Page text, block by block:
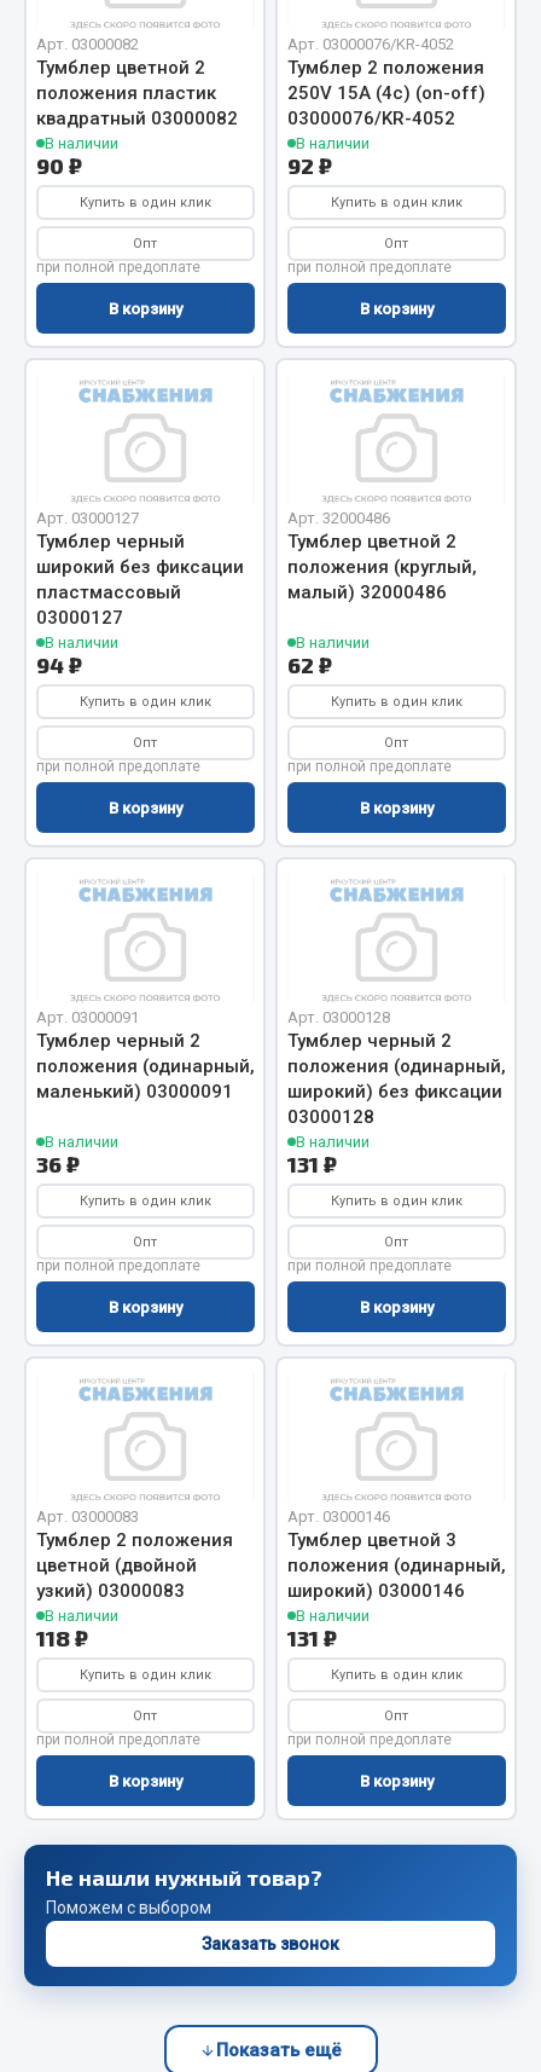
Запчасти МАЗ
Система питания
Подвеска
Тормозная система
Двери
Окно ветровое
Двигатель
Электрооборудование
Показать ещё
Весь раздел
Запчасти Урал
Двигатель
Мост задний
Система питания
Система выпуска газа
Система охлаждения
Сцепление
Тормозная система
Весь раздел
Двигатель
Система питания
Система выпуска газа
Система охлаждения
Коробка передач
Рулевое управление
Показать ещё
Весь раздел
Запчасти HOWO
Тормозная система
Двигатель
Подвеска
Система питания
Система выпуска газа
Система охлаждения
Сцепление
Показать ещё
Весь раздел
Запчасти SHAANXI (SHACMAN)
Система питания
Тормозная система
Система охлаждения
Подвеска
Оперение кабины
Показать ещё
Арт. 03000082
Тумблер цветной 2
положения пластик
квадратный 03000082
В наличии
90 ₽
Купить в один клик
Опт
при полной предоплате
В корзину
Арт. 03000076/KR-4052
Тумблер 2 положения
250V 15A (4c) (on-off)
03000076/KR-4052
В наличии
92 ₽
Купить в один клик
Опт
при полной предоплате
В корзину
Арт. 03000127
Тумблер черный
широкий без фиксации
пластмассовый
03000127
В наличии
94 ₽
Купить в один клик
Опт
при полной предоплате
В корзину
Арт. 32000486
Тумблер цветной 2
положения (круглый,
малый) 32000486
В наличии
62 ₽
Купить в один клик
Опт
при полной предоплате
В корзину
Арт. 03000091
Тумблер черный 2
положения (одинарный,
маленький) 03000091
В наличии
36 ₽
Купить в один клик
Опт
при полной предоплате
В корзину
Арт. 03000128
Тумблер черный 2
положения (одинарный,
широкий) без фиксации
03000128
В наличии
131 ₽
Купить в один клик
Опт
при полной предоплате
В корзину
Арт. 03000083
Тумблер 2 положения
цветной (двойной
узкий) 03000083
В наличии
118 ₽
Купить в один клик
Опт
при полной предоплате
В корзину
Арт. 03000146
Тумблер цветной 3
положения (одинарный,
широкий) 03000146
В наличии
131 ₽
Купить в один клик
Опт
при полной предоплате
В корзину
Не нашли нужный товар?
Поможем с выбором
Заказать звонок
Показать ещё